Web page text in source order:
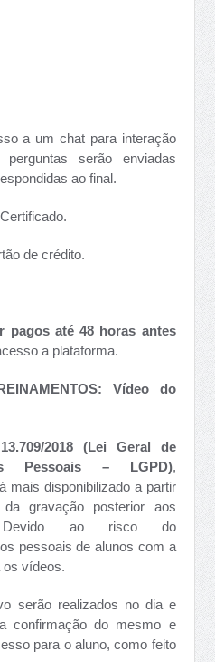
a um chat para interação
serão enviadas
ao final.
de crédito.
pagos até 48 horas antes
a plataforma.
Vídeo do
2018 (Lei Geral de
Pessoais – LGPD),
mais disponibilizado a partir
gravação posterior aos
Devido ao risco do
pessoais de alunos com a
os vídeos.
serão realizados no dia e
confirmação do mesmo e
para o aluno, como feito